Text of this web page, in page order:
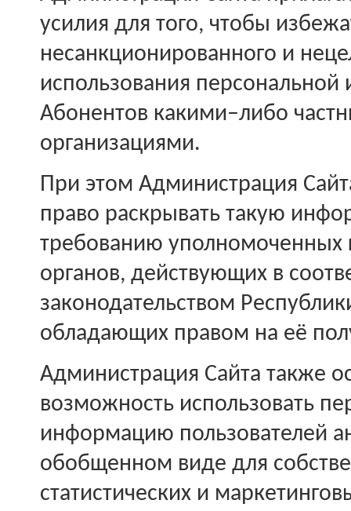
усилия для того, чтобы
несанкционированного и
использования
Абонентов какими–либо
организациями.
При этом Администрация
право раскрывать такую
требованию уполномоченных
органов, действующих в
законодательством
обладающих правом на её
Администрация Сайта также
возможность использовать
информацию пользователей
обобщенном виде для
статистических и